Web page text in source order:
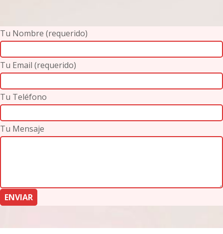
Tu Nombre (requerido)
Tu Email (requerido)
Tu Teléfono
Tu Mensaje